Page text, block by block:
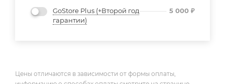
GoStore Plus (+Второй год
гарантии)
5 000 ₽
Цены отличаются в зависимости от формы оплаты,